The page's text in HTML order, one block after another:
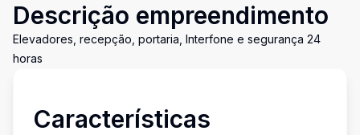
Descrição empreendimento
Elevadores, recepção, portaria, Interfone e segurança 24
horas
Características